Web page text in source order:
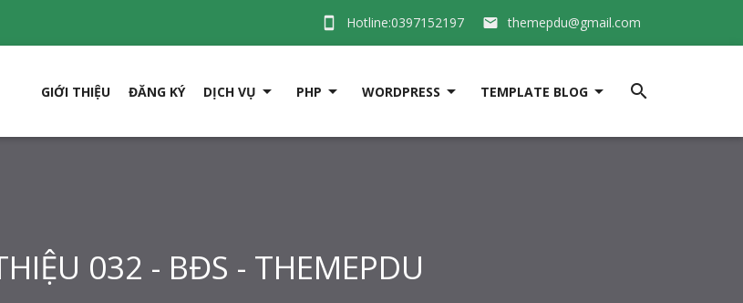
 themepdu@gmail.com
 Hotline:0397152197
GIỚI THIỆU ĐĂNG KÝ DỊCH VỤ  PHP  WORDPRESS  TEMPLATE BLOG  
032 - BĐS - THEMEPDU